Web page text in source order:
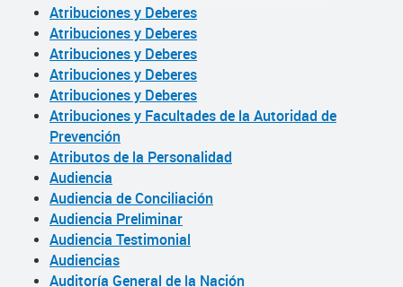
Atribuciones y Deberes
Atribuciones y Deberes
Atribuciones y Deberes
Atribuciones y Deberes
Atribuciones y Deberes
Atribuciones y Facultades de la Autoridad de
Prevención
Atributos de la Personalidad
Audiencia
Audiencia de Conciliación
Audiencia Preliminar
Audiencia Testimonial
Audiencias
Auditoría General de la Nación